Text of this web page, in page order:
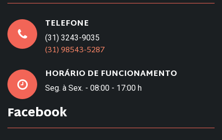
TELEFONE
(31) 3243-9035
(31) 98543-5287
HORÁRIO DE FUNCIONAMENTO
Seg. à Sex. - 08:00 - 17:00 h
Facebook